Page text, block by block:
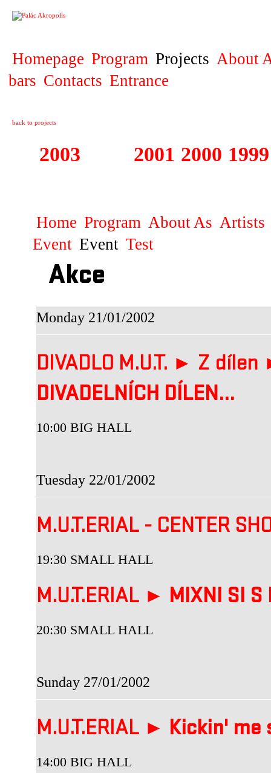
Homepage Program Projects About
bars Contacts Entrance
back to projects
2003 2001 2000 1999
Home Program About As Artists
Event Event Test
Akce
Monday 21/01/2002
DIVADLO M.U.T. ► Z
DIVADELNÍCH DÍLEN...
10:00 BIG HALL
Tuesday 22/01/2002
M.U.T.ERIAL - CENTER
19:30 SMALL HALL
M.U.T.ERIAL ► MIXNI SI S
20:30 SMALL HALL
Sunday 27/01/2002
M.U.T.ERIAL ► Kickin' me
14:00 BIG HALL